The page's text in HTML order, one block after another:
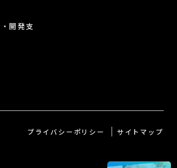
開発支
プライバシーポリシー サイトマップ